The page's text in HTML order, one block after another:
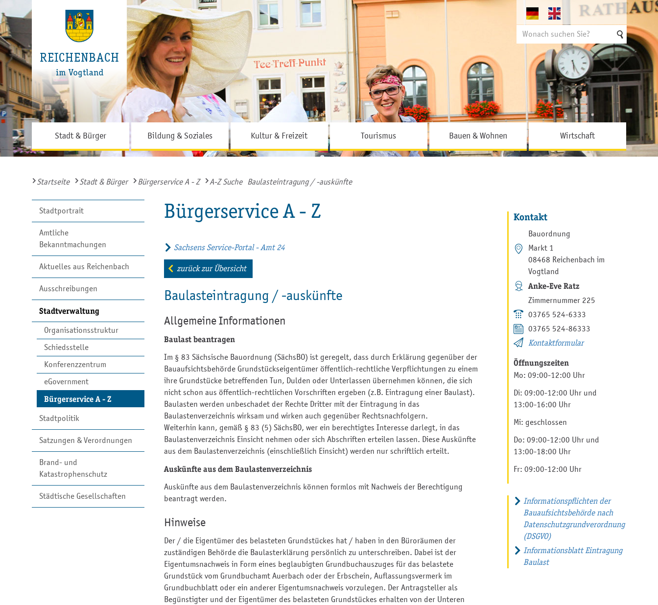
Hauptinhalt Fußbereich
Suchen
nach
Stadt & Bürger Bildung & Soziales Kultur & Freizeit Tourismus Bauen & Wohnen Wirtschaft
Startseite Stadt & Bürger Bürgerservice A - Z A-Z Suche Baulasteintragung / -auskünfte
Stadtportrait
Amtliche
Bekanntmachungen
Aktuelles aus Reichenbach
Ausschreibungen
Stadtverwaltung
Organisationsstruktur
Schiedsstelle
Konferenzzentrum
eGovernment
Bürgerservice A - Z
Stadtpolitik
Satzungen & Verordnungen
Brand- und
Katastrophenschutz
Städtische Gesellschaften
Bürgerservice A - Z
Sachsens Service-Portal - Amt 24
zurück zur Übersicht
Baulasteintragung / -auskünfte
Allgemeine Informationen
Baulast beantragen
Im § 83 Sächsische Bauordnung (SächsBO) ist geregelt, dass durch Erklärung gegenüber der
Bauaufsichtsbehörde Grundstückseigentümer öffentlich-rechtliche Verpflichtungen zu einem
ihre Grundstücke betreffenden Tun, Dulden oder Unterlassen übernehmen können, die sich
nicht schon aus öffentlich-rechtlichen Vorschriften ergeben (z.B. Eintragung einer Baulast).
Baulasten werden unbeschadet der Rechte Dritter mit der Eintragung in das
Baulastenverzeichnis wirksam und wirken auch gegenüber Rechtsnachfolgern.
Weiterhin kann, gemäß § 83 (5) SächsBO, wer ein berechtigtes Interesse darlegt, in das
Baulastenverzeichnis Einsicht nehmen oder sich Abschriften erteilen lassen. Diese Auskünfte
aus dem Baulastenverzeichnis (einschließlich Einsicht) werden nur schriftlich erteilt.
Auskünfte aus dem Baulastenverzeichnis
Auskünfte aus dem Baulastenverzeichnis können formlos mit Nachweis der Berechtigung
beantragt werden.
Hinweise
Der / die Eigentümer des belasteten Grundstückes hat / haben in den Büroräumen der
zuständigen Behörde die Baulasterklärung persönlich zu unterschreiben. Dabei ist der
Eigentumsnachweis in Form eines beglaubigten Grundbuchauszuges für das belastete
Grundstück vom Grundbuchamt Auerbach oder der Erbschein, Auflassungsvermerk im
Grundbuchblatt oder ein anderer Eigentumsnachweis vorzulegen. Der Antragsteller als
Begünstigter und der Eigentümer des belasteten Grundstückes erhalten von der Unteren
Kontakt
Bauordnung
Markt 1
08468 Reichenbach im
Vogtland
Anke-Eve Ratz
Zimmernummer 225
03765 524-6333
03765 524-86333
Kontaktformular
Öffnungszeiten
Mo: 09:00-12:00 Uhr
Di: 09:00-12:00 Uhr und
13:00-16:00 Uhr
Mi: geschlossen
Do: 09:00-12:00 Uhr und
13:00-18:00 Uhr
Fr: 09:00-12:00 Uhr
Informationspflichten der
Bauaufsichtsbehörde nach
Datenschutzgrundverordnung
(DSGVO)
Informationsblatt Eintragung
Baulast